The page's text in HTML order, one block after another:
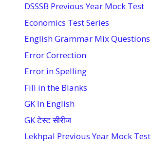
DSSSB Previous Year Mock Test
Economics Test Series
English Grammar Mix Questions
Error Correction
Error in Spelling
Fill in the Blanks
GK In English
GK टेस्ट सीरीज
Lekhpal Previous Year Mock Test